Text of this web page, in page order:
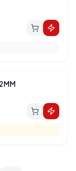
Traseros